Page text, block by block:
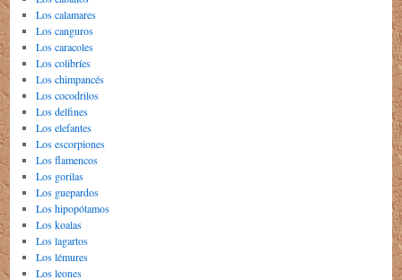
Los calamares
Los canguros
Los caracoles
Los colibríes
Los chimpancés
Los cocodrilos
Los delfines
Los elefantes
Los escorpiones
Los flamencos
Los gorilas
Los guepardos
Los hipopótamos
Los koalas
Los lagartos
Los lémures
Los leones